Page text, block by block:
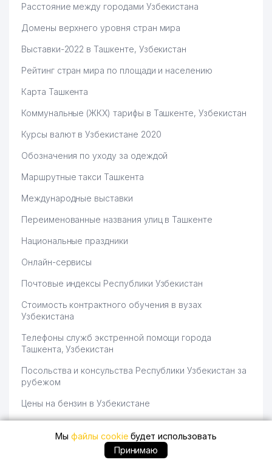
Расстояние между городами Узбекистана
Домены верхнего уровня стран мира
Выставки-2022 в Ташкенте, Узбекистан
Рейтинг стран мира по площади и населению
Карта Ташкента
Коммунальные (ЖКХ) тарифы в Ташкенте, Узбекистан
Курсы валют в Узбекистане 2020
Обозначения по уходу за одеждой
Маршрутные такси Ташкента
Международные выставки
Переименованные названия улиц в Ташкенте
Национальные праздники
Онлайн-сервисы
Почтовые индексы Республики Узбекистан
Стоимость контрактного обучения в вузах
Узбекистана
Телефоны служб экстренной помощи города
Ташкента, Узбекистан
Посольства и консульства Республики Узбекистан за
рубежом
Цены на бензин в Узбекистане
Курсы валют в Узбекистане 2022
Мыфайлы cookieбудет использовать
Принимаю